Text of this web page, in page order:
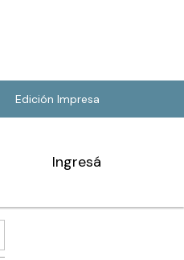
Edición Impresa
Ingresá